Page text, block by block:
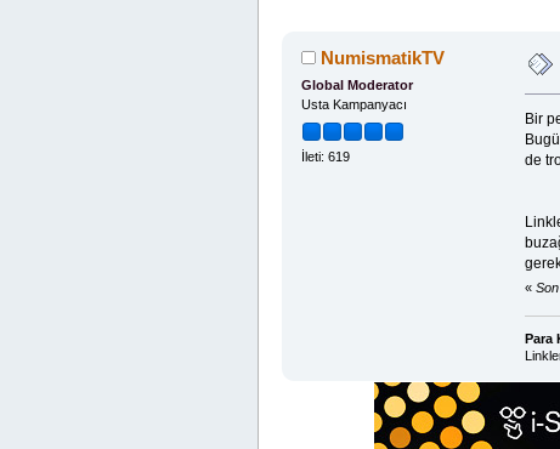
NumismatikTV
Global Moderator
Usta Kampanyacı
İleti: 619
Bir
de
«
Para